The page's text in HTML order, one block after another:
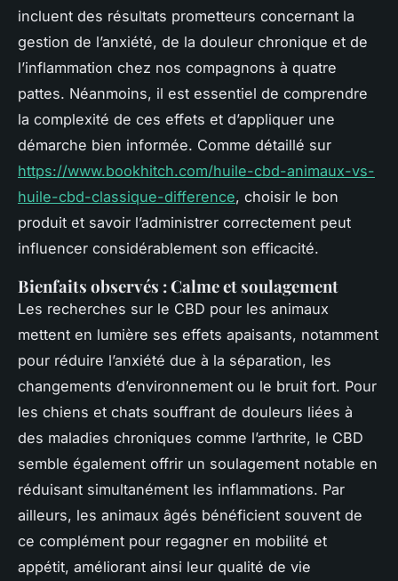
incluent des résultats prometteurs concernant la
gestion de l’anxiété, de la douleur chronique et de
l’inflammation chez nos compagnons à quatre
pattes. Néanmoins, il est essentiel de comprendre
la complexité de ces effets et d’appliquer une
démarche bien informée. Comme détaillé sur
https://www.bookhitch.com/huile-cbd-animaux-vs-
huile-cbd-classique-difference, choisir le bon
produit et savoir l’administrer correctement peut
influencer considérablement son efficacité.
Bienfaits observés : Calme et soulagement
Les recherches sur le CBD pour les animaux
mettent en lumière ses effets apaisants, notamment
pour réduire l’anxiété due à la séparation, les
changements d’environnement ou le bruit fort. Pour
les chiens et chats souffrant de douleurs liées à
des maladies chroniques comme l’arthrite, le CBD
semble également offrir un soulagement notable en
réduisant simultanément les inflammations. Par
ailleurs, les animaux âgés bénéficient souvent de
ce complément pour regagner en mobilité et
appétit, améliorant ainsi leur qualité de vie